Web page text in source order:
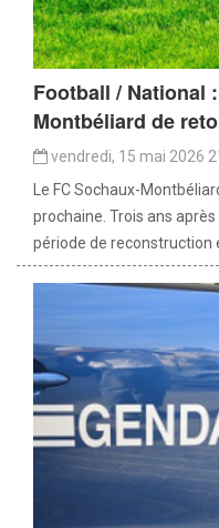
Football / National
Montbéliard de
vendredi, 15 mai 2026
Le FC Sochaux-
prochaine. Trois ans
période de reconstruction